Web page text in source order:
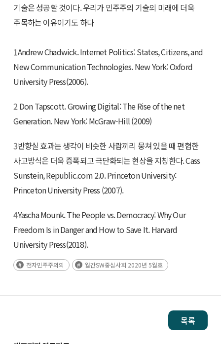
기술은 성공할 것이다. 우리가 민주주의 기술의 미래에 더욱
주목하는 이유이기도 하다
1Andrew Chadwick. Internet Politics: States, Citizens, and
New Communication Technologies. New York: Oxford
University Press(2006).
2 Don Tapscott. Growing Digital: The Rise of the net
Generation. New York: McGraw-Hill (2009)
3반향실 효과는 생각이 비슷한 사람끼리 뭉쳐 있을 때 편협한
사고방식은 더욱 증폭되고 극단화되는 현상을 지칭한다. Cass
Sunstein, Republic.com 2.0. Princeton University:
Princeton University Press (2007).
4Yascha Mounk. The People vs. Democracy: Why Our
Freedom Is in Danger and How to Save It. Harvard
University Press(2018).
전자민주주의의 월간SW중심사회 2020년 5월호
목록